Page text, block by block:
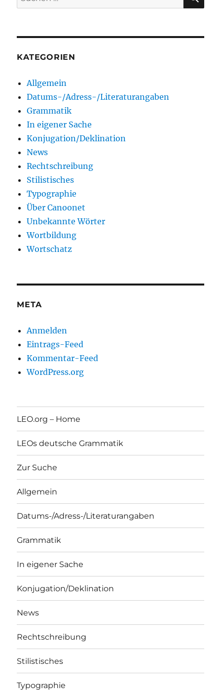
nach:
KATEGORIEN
Allgemein
Datums-/Adress-/Literaturangaben
Grammatik
In eigener Sache
Konjugation/Deklination
News
Rechtschreibung
Stilistisches
Typographie
Über Canoonet
Unbekannte Wörter
Wortbildung
Wortschatz
META
Anmelden
Eintrags-Feed
Kommentar-Feed
WordPress.org
LEO.org – Home
LEOs deutsche Grammatik
Zur Suche
Allgemein
Datums-/Adress-/Literaturangaben
Grammatik
In eigener Sache
Konjugation/Deklination
News
Rechtschreibung
Stilistisches
Typographie